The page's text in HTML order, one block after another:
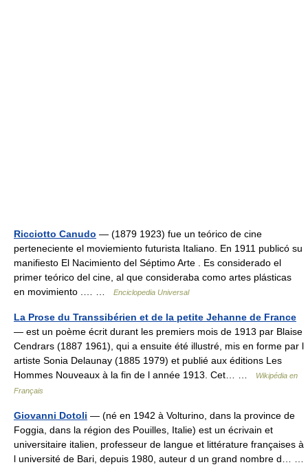
Ricciotto Canudo — (1879 1923) fue un teórico de cine
perteneciente el moviemiento futurista Italiano. En 1911 publicó su
manifiesto El Nacimiento del Séptimo Arte . Es considerado el
primer teórico del cine, al que consideraba como artes plásticas
en movimiento .… …
Enciclopedia Universal
La Prose du Transsibérien et de la petite Jehanne de France
— est un poème écrit durant les premiers mois de 1913 par Blaise
Cendrars (1887 1961), qui a ensuite été illustré, mis en forme par l
artiste Sonia Delaunay (1885 1979) et publié aux éditions Les
Hommes Nouveaux à la fin de l année 1913. Cet… …
Wikipédia en
Français
Giovanni Dotoli — (né en 1942 à Volturino, dans la province de
Foggia, dans la région des Pouilles, Italie) est un écrivain et
universitaire italien, professeur de langue et littérature françaises à
l université de Bari, depuis 1980, auteur d un grand nombre d… …